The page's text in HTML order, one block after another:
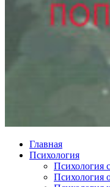
Главная
Психология
Психология
Психология